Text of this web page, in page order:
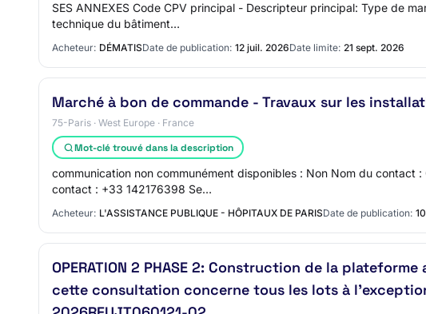
SES ANNEXES Code CPV principal - Descripteur principal: Type de
technique du bâtiment…
Acheteur: DÉMATISDate de publication: 12 juil. 2026Date limite: 21 sept. 2026
Marché à bon de commande - Travaux sur les
75-Paris · West Europe · France
Mot-clé trouvé dans la description
communication non communément disponibles : Non Nom du
contact : +33 142176398 Se…
Acheteur: L'ASSISTANCE PUBLIQUE - HÔPITAUX DE PARISDate de publication:
OPERATION 2 PHASE 2: Construction de la
cette consultation concerne tous les lots à